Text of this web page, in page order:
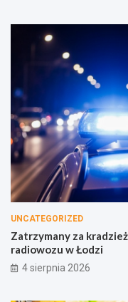
UNCATEGORIZED
Zatrzymany za
radiowozu w Łodzi
4 sierpnia 2026